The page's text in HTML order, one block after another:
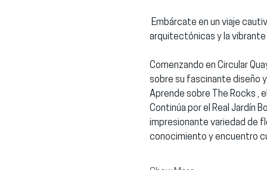
arquitectónicas y la
Comenzando en Circular
sobre su fascinante diseño
Aprende sobre The Rocks ,
Continúa por el Real Jardín
impresionante variedad de
conocimiento y encuentro